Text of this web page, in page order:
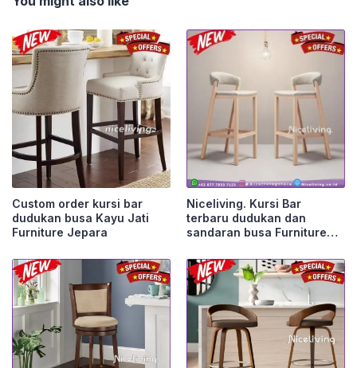
Custom order kursi bar
dudukan busa Kayu Jati
Furniture Jepara
Niceliving. Kursi Bar
terbaru dudukan dan
sandaran busa Furniture